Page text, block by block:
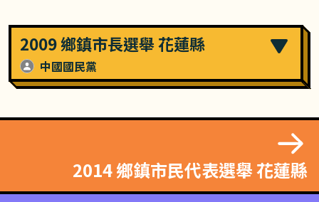
2009 鄉鎮市長選舉 花蓮縣
中國國民黨
2014 鄉鎮市民代表選舉 花蓮縣